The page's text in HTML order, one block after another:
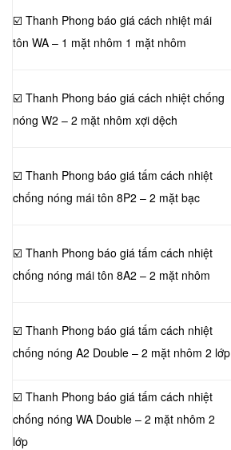
☑️ Thanh Phong báo giá cách nhiệt mái
tôn WA – 1 mặt nhôm 1 mặt nhôm
☑️ Thanh Phong báo giá cách nhiệt chống
nóng W2 – 2 mặt nhôm xợi dệch
☑️ Thanh Phong báo giá tấm cách nhiệt
chống nóng mái tôn 8P2 – 2 mặt bạc
☑️ Thanh Phong báo giá tấm cách nhiệt
chống nóng mái tôn 8A2 – 2 mặt nhôm
☑️ Thanh Phong báo giá tấm cách nhiệt
chống nóng A2 Double – 2 mặt nhôm 2 lớp
☑️ Thanh Phong báo giá tấm cách nhiệt
chống nóng WA Double – 2 mặt nhôm 2
lớp